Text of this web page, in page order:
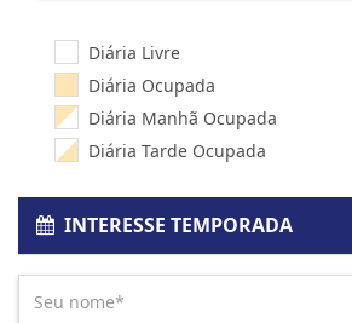
Diária Livre
Diária Ocupada
Diária Manhã Ocupada
Diária Tarde Ocupada
INTERESSE TEMPORADA